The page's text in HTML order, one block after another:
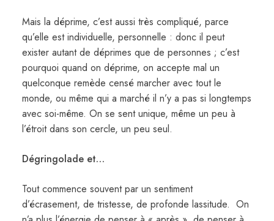
Mais la déprime, c’est aussi très compliqué, parce
qu’elle est individuelle, personnelle : donc il peut
exister autant de déprimes que de personnes ; c’est
pourquoi quand on déprime, on accepte mal un
quelconque remède censé marcher avec tout le
monde, ou même qui a marché il n’y a pas si longtemps
avec soi-même. On se sent unique, même un peu à
l’étroit dans son cercle, un peu seul.
Dégringolade et…
Tout commence souvent par un sentiment
d’écrasement, de tristesse, de profonde lassitude. On